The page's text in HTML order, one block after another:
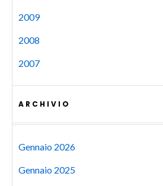
2009
2008
2007
ARCHIVIO
Gennaio 2026
Gennaio 2025